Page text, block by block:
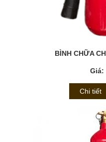
BÌNH CHỮA
Giá:
Chi tiết